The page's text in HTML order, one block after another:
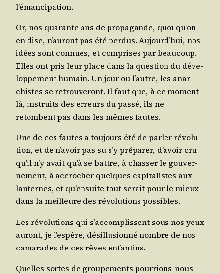
l’émancipation.
Or, nos qua­rante ans de pro­pa­gande, quoi qu’on
en dise, n’auront pas été per­dus. Aujourd’hui, nos
idées sont connues, et com­prises par beau­coup.
Elles ont pris leur place dans la ques­tion du déve­
lop­pe­ment humain. Un jour ou l’autre, les anar­
chistes se retrou­ve­ront. Il faut que, à ce moment-
là, ins­truits des erreurs du pas­sé, ils ne
retombent pas dans les mêmes fautes.
Une de ces fautes a tou­jours été de par­ler révo­lu­
tion, et de n’avoir pas su s’y pré­pa­rer, d’avoir cru
qu’il n’y avait qu’à se battre, à chas­ser le gou­ver­
ne­ment, à accro­cher quelques capi­ta­listes aux
lan­ternes, et qu’ensuite tout serait pour le mieux
dans la meilleure des révo­lu­tions possibles.
Les révo­lu­tions qui s’accomplissent sous nos yeux
auront, je l’espère, dés­illu­sion­né nombre de nos
cama­rades de ces rêves enfantins.
Quelles sortes de grou­pe­ments pour­rions-nous